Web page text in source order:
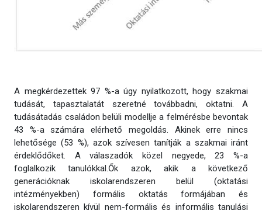
A megkérdezettek 97 %-a úgy nyilatkozott, hogy szakmai
tudását, tapasztalatát szeretné továbbadni, oktatni. A
tudásátadás családon belüli modellje a felmérésbe bevontak
43 %-a számára elérhető megoldás. Akinek erre nincs
lehetősége (53 %), azok szívesen tanítják a szakmai iránt
érdeklődőket. A válaszadók közel negyede, 23 %-a
foglalkozik tanulókkal.Ők azok, akik a következő
generációknak iskolarendszeren belül (oktatási
intézményekben) formális oktatás formájában és
iskolarendszeren kívül nem-formális és informális tanulási